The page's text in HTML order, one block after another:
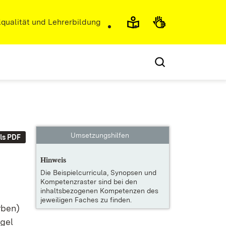
und Lehrerbildung
PDF Umsetzungshilfen
Hinweis
Die Beispielcurricula, Synopsen und
Kompetenzraster sind bei den
inhaltsbezogenen Kompetenzen des
jeweiligen Faches zu finden.